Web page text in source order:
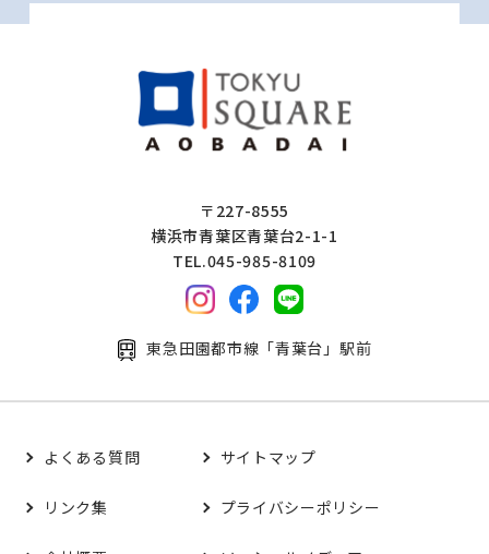
〒227-8555
横浜市青葉区青葉台2-1-1
TEL.045-985-8109
東急田園都市線「青葉台」駅前
よくある質問 サイトマップ
リンク集 プライバシーポリシー